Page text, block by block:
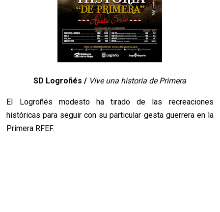
SD Logroñés / Vive una historia de Primera
El Logroñés modesto ha tirado de las recreaciones
históricas para seguir con su particular gesta guerrera en la
Primera RFEF.